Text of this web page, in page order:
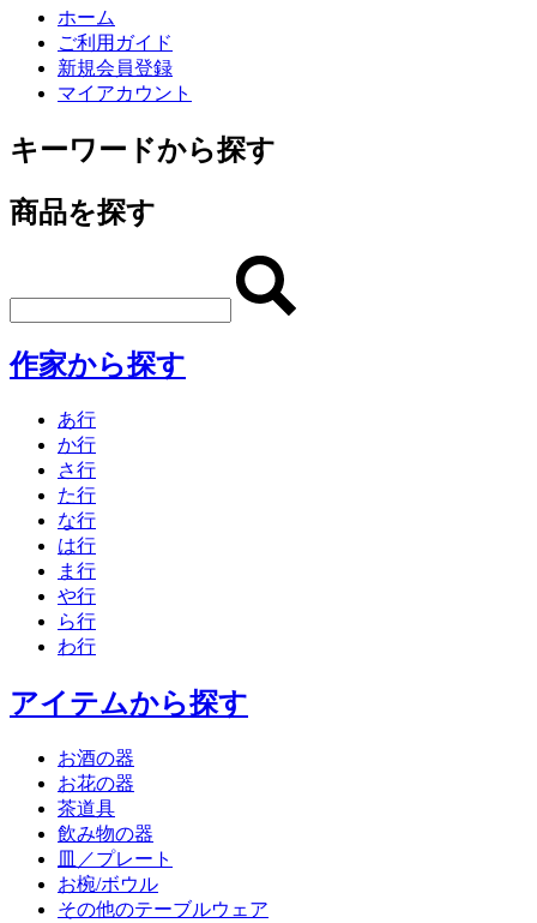
ホーム
ご利用ガイド
新規会員登録
マイアカウント
キーワードから探す
商品を探す
作家から探す
あ行
か行
さ行
た行
な行
は行
ま行
や行
ら行
わ行
アイテムから探す
お酒の器
お花の器
茶道具
飲み物の器
皿／プレート
お椀/ボウル
その他のテーブルウェア